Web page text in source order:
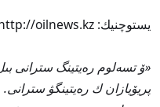
يستوچنيك: http://oilnews.kz/
«ۆ تسەلوم رەيتينگ سترانى
پريۆيازان ك رەيتينگۋ